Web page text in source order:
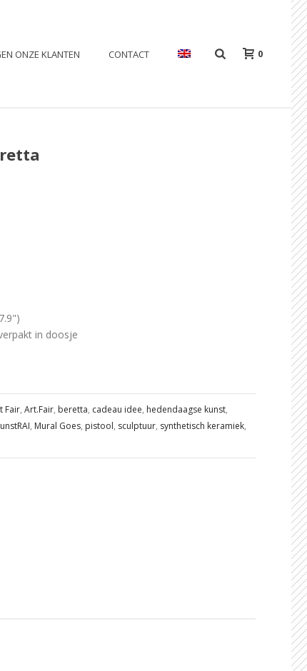
ONZE KLANTEN CONTACT 0
in doosje
Fair, Art.Fair, beretta, cadeau idee, hedendaagse kunst,
, Mural Goes, pistool, sculptuur, synthetisch keramiek,